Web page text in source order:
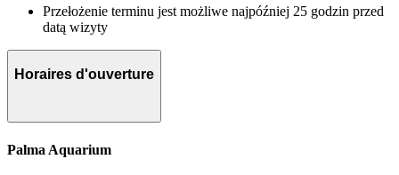
Przełożenie terminu jest możliwe najpóźniej 25 godzin przed
datą wizyty
Horaires d'ouverture
Palma Aquarium